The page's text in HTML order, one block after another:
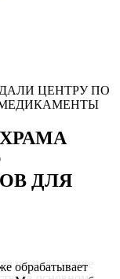
ЦЕНТРУ ПО
ДЛЯ
по подготовке
обрабатывает